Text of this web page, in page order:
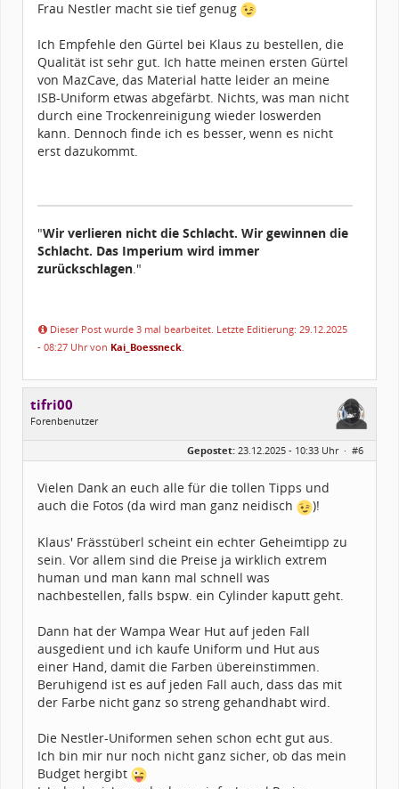
Frau Nestler macht sie tief genug
Ich Empfehle den Gürtel bei Klaus zu bestellen, die
Qualität ist sehr gut. Ich hatte meinen ersten Gürtel
von MazCave, das Material hatte leider an meine
ISB-Uniform etwas abgefärbt. Nichts, was man nicht
durch eine Trockenreinigung wieder loswerden
kann. Dennoch finde ich es besser, wenn es nicht
erst dazukommt.
"Wir verlieren nicht die Schlacht. Wir gewinnen die
Schlacht. Das Imperium wird immer
zurückschlagen."
Dieser Post wurde 3 mal bearbeitet. Letzte Editierung: 29.12.2025
- 08:27 Uhr von Kai_Boessneck.
tifri00
Forenbenutzer
Beiträge:
6
Kostüme:
Im Profil...
Gepostet: 23.12.2025 - 10:33 Uhr · #6
Vielen Dank an euch alle für die tollen Tipps und
auch die Fotos (da wird man ganz neidisch
)!
Klaus' Frässtüberl scheint ein echter Geheimtipp zu
sein. Vor allem sind die Preise ja wirklich extrem
human und man kann mal schnell was
nachbestellen, falls bspw. ein Cylinder kaputt geht.
Dann hat der Wampa Wear Hut auf jeden Fall
ausgedient und ich kaufe Uniform und Hut aus
einer Hand, damit die Farben übereinstimmen.
Beruhigend ist es auf jeden Fall auch, dass das mit
der Farbe nicht ganz so streng gehandhabt wird.
Die Nestler-Uniformen sehen schon echt gut aus.
Ich bin mir nur noch nicht ganz sicher, ob das mein
Budget hergibt